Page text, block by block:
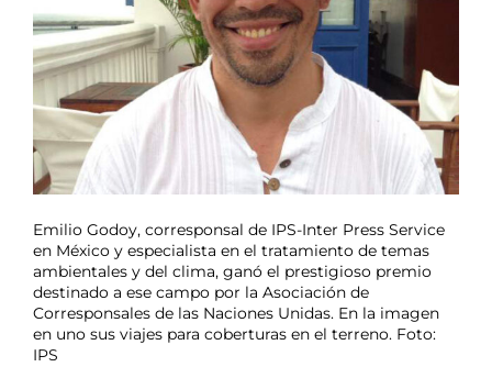
Emilio Godoy, corresponsal de IPS-Inter Press Service
en México y especialista en el tratamiento de temas
ambientales y del clima, ganó el prestigioso premio
destinado a ese campo por la Asociación de
Corresponsales de las Naciones Unidas. En la imagen
en uno sus viajes para coberturas en el terreno. Foto:
IPS